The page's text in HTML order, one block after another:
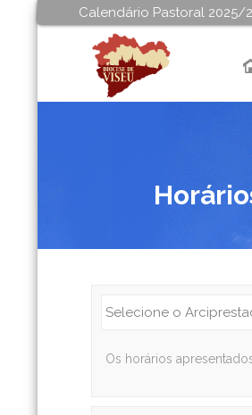
Calendário Pastoral 2025/
Os horários